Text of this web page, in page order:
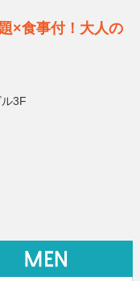
×食事付！大人の
3F